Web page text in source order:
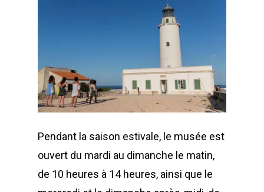
Pendant la saison estivale, le musée est
ouvert du mardi au dimanche le matin,
de 10 heures à 14 heures, ainsi que le